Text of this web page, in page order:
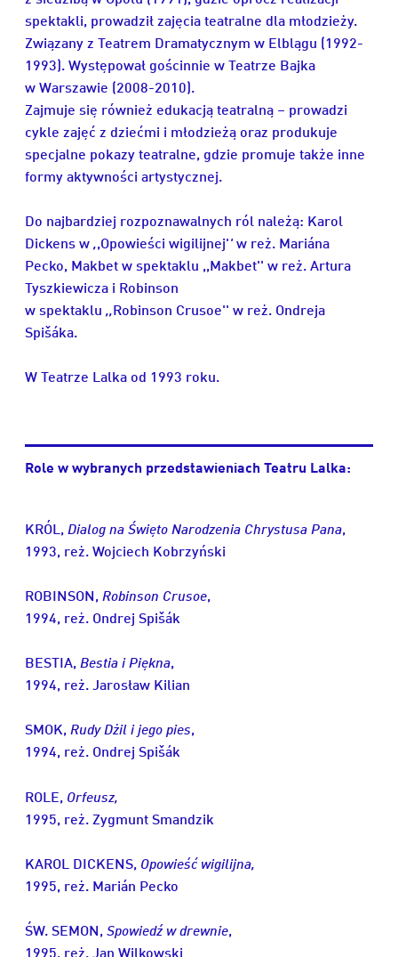
spektakli, prowadził zajęcia teatralne dla młodzieży.
Związany z Teatrem Dramatycznym w Elblągu (1992-
1993). Występował gościnnie w Teatrze Bajka
w Warszawie (2008-2010).
Zajmuje się również edukacją teatralną – prowadzi
cykle zajęć z dziećmi i młodzieżą oraz produkuje
specjalne pokazy teatralne, gdzie promuje także inne
formy aktywności artystycznej.
Do najbardziej rozpoznawalnych ról należą: Karol
Dickens w ,,Opowieści wigilijnej'' w reż. Mariána
Pecko, Makbet w spektaklu ,,Makbet'' w reż. Artura
Tyszkiewicza i Robinson
w spektaklu ,,Robinson Crusoe'' w reż. Ondreja
Spišáka.
W Teatrze Lalka od 1993 roku.
Role w wybranych przedstawieniach Teatru Lalka:
KRÓL, Dialog na Święto Narodzenia Chrystusa Pana,
1993, reż. Wojciech Kobrzyński
ROBINSON, Robinson Crusoe,
1994, reż. Ondrej Spišák
BESTIA, Bestia i Piękna,
1994, reż. Jarosław Kilian
SMOK, Rudy Dżil i jego pies,
1994, reż. Ondrej Spišák
ROLE, Orfeusz,
1995, reż. Zygmunt Smandzik
KAROL DICKENS, Opowieść wigilijna,
1995, reż. Marián Pecko
ŚW. SEMON, Spowiedź w drewnie,
1995, reż. Jan Wilkowski